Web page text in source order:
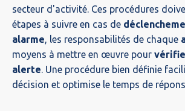
secteur d'activité. Ces procédures
étapes à suivre en cas de
alarme , les responsabilités de chaque
moyens à mettre en œuvre pour
alerte . Une procédure bien définie
décision et optimise le temps de